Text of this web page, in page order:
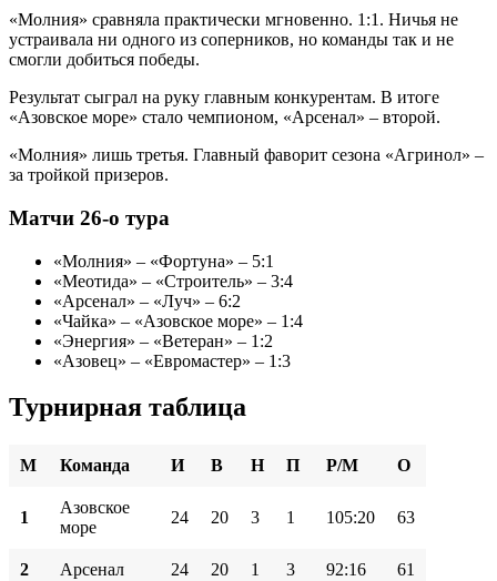
«Молния» сравняла практически мгновенно. 1:1. Ничья не
устраивала ни одного из соперников, но команды так и не
смогли добиться победы.
Результат сыграл на руку главным конкурентам. В итоге
«Азовское море» стало чемпионом, «Арсенал» – второй.
«Молния» лишь третья. Главный фаворит сезона «Агринол» –
за тройкой призеров.
Матчи 26-о тура
«Молния» – «Фортуна» – 5:1
«Меотида» – «Строитель» – 3:4
«Арсенал» – «Луч» – 6:2
«Чайка» – «Азовское море» – 1:4
«Энергия» – «Ветеран» – 1:2
«Азовец» – «Евромастер» – 1:3
Турнирная таблица
М Команда И В Н П Р/М О
1
Азовское
море
24 20 3 1 105:20 63
2 Арсенал 24 20 1 3 92:16 61